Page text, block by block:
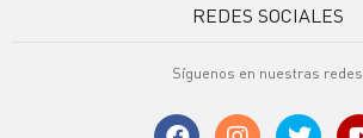
REDES SOCIALES
Síguenos en nuestras redes